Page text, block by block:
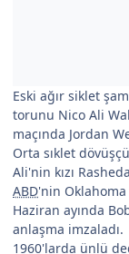
Eski ağır siklet
torunu Nico Ali
maçında Jordan
Orta sıklet
Ali'nin kızı
ABD'nin
Haziran ayında
anlaşma imzaladı.
1960'larda ünlü